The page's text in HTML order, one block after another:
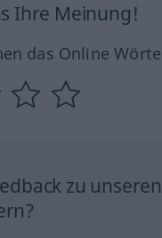
Ihre Meinung!
das Online
zu